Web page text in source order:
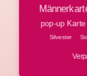
pop-up Karte
Silvester